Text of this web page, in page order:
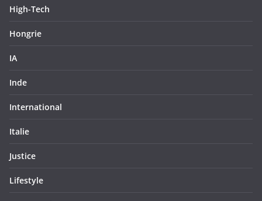
High-Tech
Hongrie
IA
Inde
International
Italie
Justice
Lifestyle